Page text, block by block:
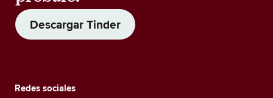
Descargar Tinder
Redes sociales